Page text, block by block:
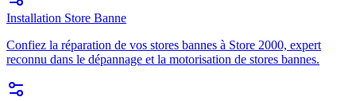
Installation Store Banne
Confiez la réparation de vos stores bannes à Store 2000, expert
reconnu dans le dépannage et la motorisation de stores bannes.